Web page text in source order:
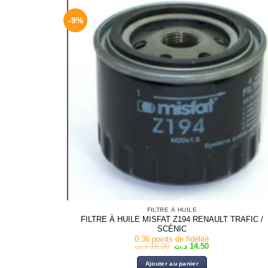
-9%
FILTRE À HUILE
FILTRE À HUILE MISFAT Z194 RENAULT TRAFIC /
SCÉNIC
0.36 points de fidélité
16.00 د.ت
Le
initial
14.50 د.ت
Le
Ajouter au panier